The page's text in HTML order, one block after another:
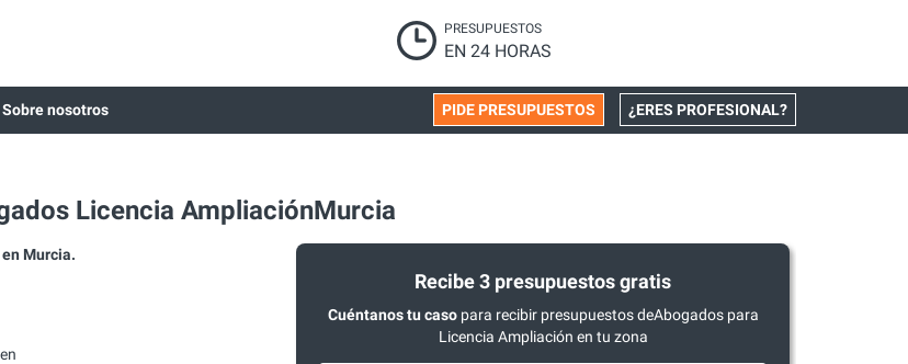
PRESUPUESTOS
EN 24 HORAS
Sobre nosotros ¿ERES PROFESIONAL?
PIDE PRESUPUESTOS
Licencia AmpliaciónMurcia
Murcia.
Recibe 3 presupuestos gratis
Cuéntanos tu casopara recibir presupuestos deAbogados para
Licencia Ampliación en tu zona